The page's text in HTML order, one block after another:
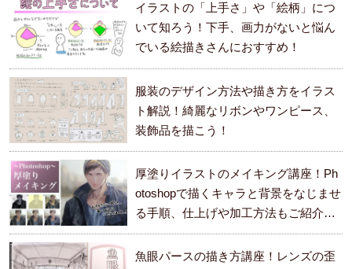
イラストの「上手さ」や「絵柄」につ
いて知ろう！下手、画力がないと悩ん
でいる絵描きさんにおすすめ！
服装のデザイン方法や描き方をイラス
ト解説！綺麗なリボンやワンピース、
装飾品を描こう！
厚塗りイラストのメイキング講座！Ph
otoshopで描くキャラと背景をなじませ
る手順、仕上げや加工方法もご紹介し
ます。
魚眼パースの描き方講座！レンズの歪